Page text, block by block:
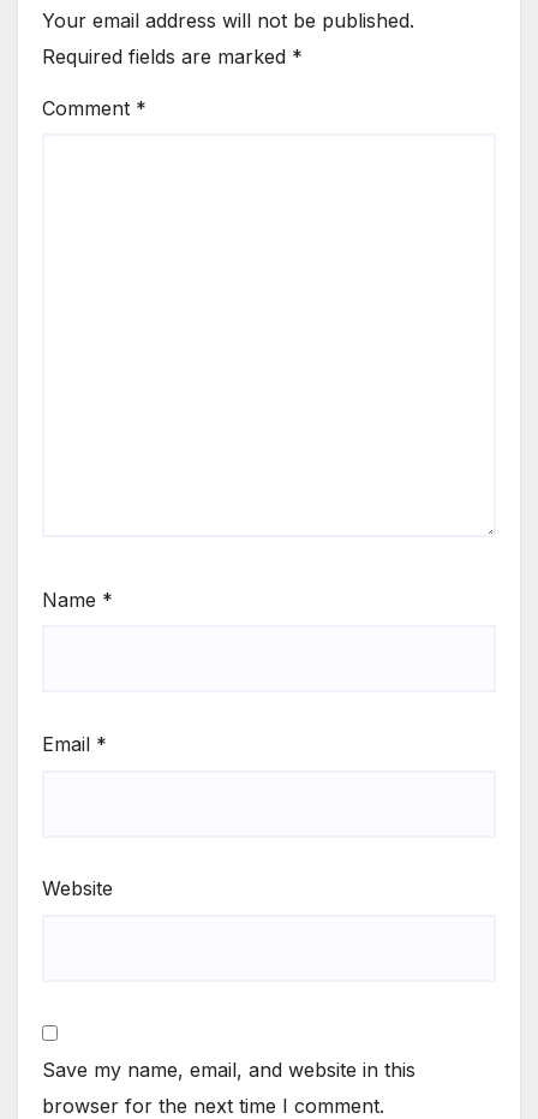
Your email address will not be published.
Required fields are marked *
Comment *
Name *
Email *
Website
Save my name, email, and website in this
browser for the next time I comment.